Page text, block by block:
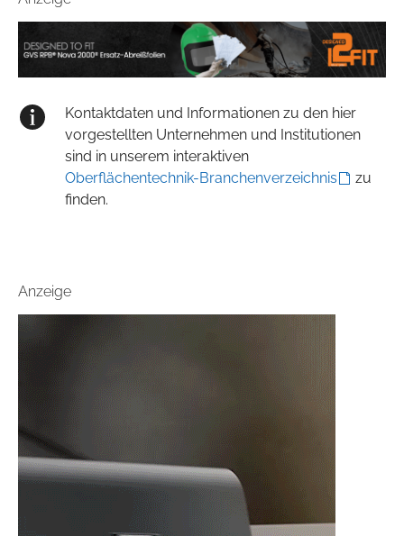
Kontaktdaten und Informationen zu den hier
vorgestellten Unternehmen und Institutionen
sind in unserem interaktiven
Oberflächentechnik-Branchenverzeichnis
zu
finden.
Anzeige